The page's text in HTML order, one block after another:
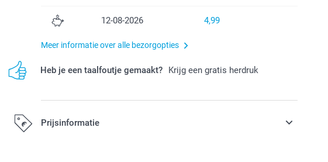
12-08-2026 4,99
Meer informatie over alle bezorgopties
Heb je een taalfoutje gemaakt? Krijg een gratis herdruk
Prijsinformatie